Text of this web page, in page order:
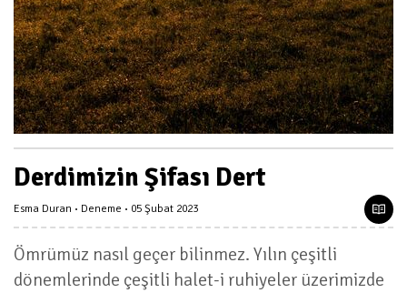
Derdimizin Şifası Dert
Esma Duran Deneme 05 Şubat 2023
Ömrümüz nasıl geçer bilinmez. Yılın çeşitli
dönemlerinde çeşitli halet-i ruhiyeler üzerimizde